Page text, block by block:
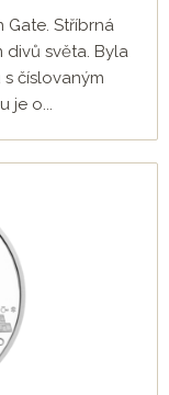
Gate. Stříbrná
divů světa. Byla
číslovaným
je o...